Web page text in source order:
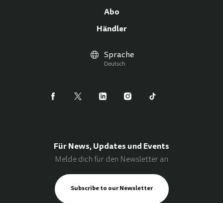
Abo
Händler
Sprache
Deutsch
Für News, Updates und Events
Melde dich für den Newsletter an
Subscribe to our Newsletter